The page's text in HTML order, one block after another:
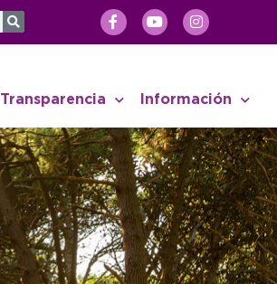
Transparencia Información